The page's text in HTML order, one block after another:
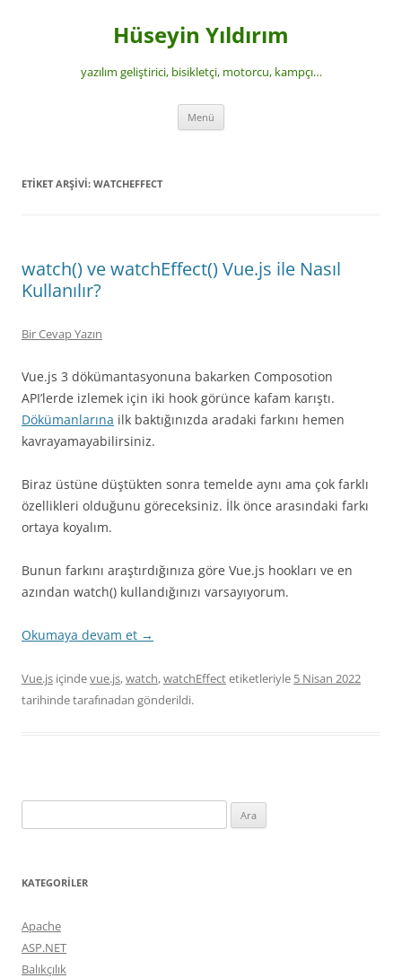
Hüseyin Yıldırım
yazılım geliştirici, bisikletçi, motorcu, kampçı…
Menü
ETIKET ARŞIVI: WATCHEFFECT
watch() ve watchEffect() Vue.js ile Nasıl
Kullanılır?
Bir Cevap Yazın
Vue.js 3 dökümantasyonuna bakarken Composotion
API’lerde izlemek için iki hook görünce kafam karıştı.
Dökümanlarına ilk baktığınızda aradaki farkını hemen
kavrayamayabilirsiniz.
Biraz üstüne düştükten sonra temelde aynı ama çok farklı
özellikleri olduğunu göreceksiniz. İlk önce arasındaki farkı
ortaya koyalım.
Bunun farkını araştırdığınıza göre Vue.js hookları ve en
azından watch() kullandığınızı varsayıyorum.
Okumaya devam et →
Vue.js içindevue.js,watch,watchEffectetiketleriyle 5 Nisan 2022
tarihindetarafınadan gönderildi.
KATEGORILER
Apache
ASP.NET
Balıkçılık